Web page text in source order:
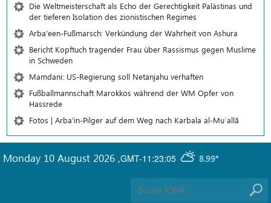
Die Weltmeisterschaft als Echo der Gerechtigkeit Palästinas und
der tieferen Isolation des zionistischen Regimes
Arba'een-Fußmarsch: Verkündung der Wahrheit von Ashura
Bericht Kopftuch tragender Frau über Rassismus gegen Muslime
in Schweden
Mamdani: US-Regierung soll Netanjahu verhaften
Fußballmannschaft Marokkos während der WM Opfer von
Hassrede
Fotos | Arba'in-Pilger auf dem Weg nach Karbala al-Muʿallā
GMT-11:23:05 8.99°
Monday 10 August 2026 ,